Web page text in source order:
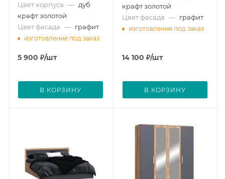
Цвет корпуса — дуб
крафт золотой
Цвет фасада — графит
изготовление под заказ
5 900 ₽/шт
В КОРЗИНУ
крафт золотой
Цвет фасада — графит
изготовление под заказ
14 100 ₽/шт
В КОРЗИНУ